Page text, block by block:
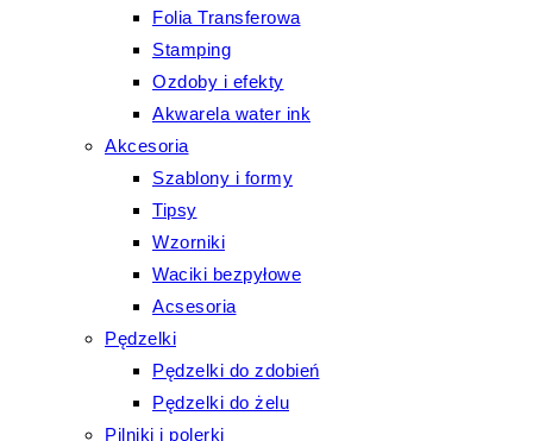
Folia Transferowa
Stamping
Ozdoby i efekty
Akwarela water ink
Akcesoria
Szablony i formy
Tipsy
Wzorniki
Waciki bezpyłowe
Acsesoria
Pędzelki
Pędzelki do zdobień
Pędzelki do żelu
Pilniki i polerki